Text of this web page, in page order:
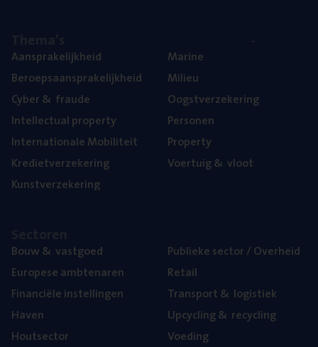
Aan­spra­ke­lijk­heid
Beroeps­aan­spra­ke­lijk­heid
Cyber& fraude
Intel­lec­tu­al property
Inter­na­ti­o­na­le Mobiliteit
Kre­diet­ver­ze­ke­ring
Kunst­ver­ze­ke­ring
Mari­ne
Mili­eu
Oogst­ver­ze­ke­ring
Per­so­nen
Pro­per­ty
Voer­tuig& vloot
Bouw& vastgoed
Euro­pe­se ambtenaren
Finan­ci­ë­le instellingen
Haven
Hout­sec­tor
Publie­ke sec­tor / Overheid
Retail
Trans­port& logistiek
Upcy­cling& recycling
Voe­ding